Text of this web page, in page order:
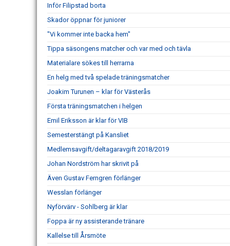
Inför Filipstad borta
Skador öppnar för juniorer
"Vi kommer inte backa hem"
Tippa säsongens matcher och var med och tävla
Materialare sökes till herrarna
En helg med två spelade träningsmatcher
Joakim Turunen – klar för Västerås
Första träningsmatchen i helgen
Emil Eriksson är klar för VIB
Semesterstängt på Kansliet
Medlemsavgift/deltagaravgift 2018/2019
Johan Nordström har skrivit på
Även Gustav Ferngren förlänger
Wesslan förlänger
Nyförvärv - Sohlberg är klar
Foppa är ny assisterande tränare
Kallelse till Årsmöte